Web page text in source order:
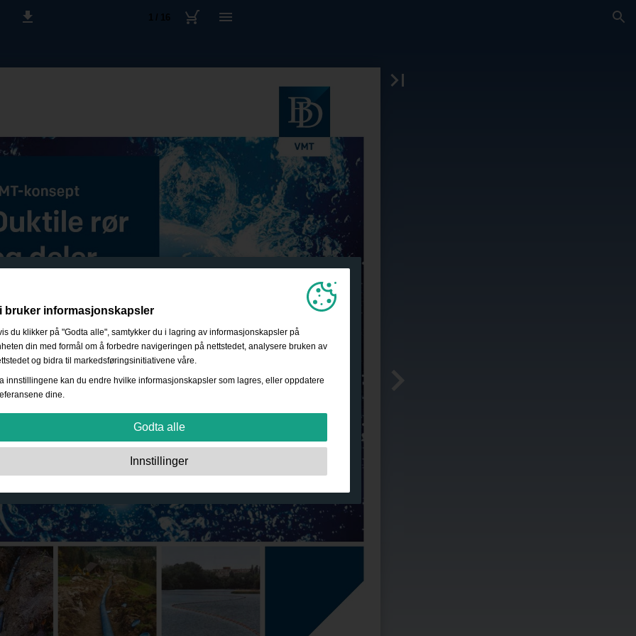
1 / 16
bruker informasjonskapsler
du klikker på "Godta alle", samtykker du i lagring av informasjonskapsler på
din med formål om å forbedre navigeringen på nettstedet, analysere bruken av
og bidra til markedsføringsinitiativene våre.
innstillingene kan du endre hvilke informasjonskapsler som lagres, eller oppdatere
dine.
Godta alle
Disse informasjonskapslene er essensielle for grunnleggende
funksjonalitet som navigering, tilgang til sikret innhold og å huske innholdet i
Ytelse:
Disse informasjonskapslene lar oss telle antall besøk og trafikkilder samt
hvordan nettstedet brukes. Dette brukes til å øke ytelsen. All informasjon
sammenstilles og er derfor anonym.
Funksjonalitet:
Disse informasjonskapslene lar nettstedet tilby bedre funksjoner
og personlige alternativer. Eksempel: valg av skriftstørrelse osv.
Disse informasjonskapslene brukes for å vise annonser som er mer
relevante for deg og dine interesser. De lagrer ikke personlig informasjon, men er
basert på nettleserhistorikken din.
Innstillinger